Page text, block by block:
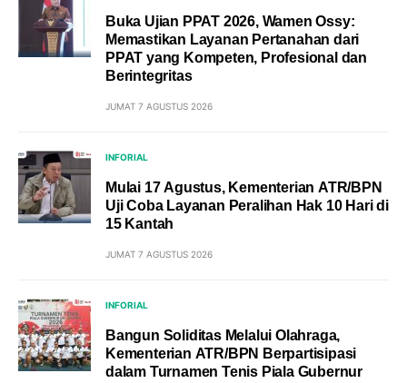
Buka Ujian PPAT 2026, Wamen Ossy:
Memastikan Layanan Pertanahan dari
PPAT yang Kompeten, Profesional dan
Berintegritas
JUMAT 7 AGUSTUS 2026
INFORIAL
Mulai 17 Agustus, Kementerian ATR/BPN
Uji Coba Layanan Peralihan Hak 10 Hari di
15 Kantah
JUMAT 7 AGUSTUS 2026
INFORIAL
Bangun Soliditas Melalui Olahraga,
Kementerian ATR/BPN Berpartisipasi
dalam Turnamen Tenis Piala Gubernur